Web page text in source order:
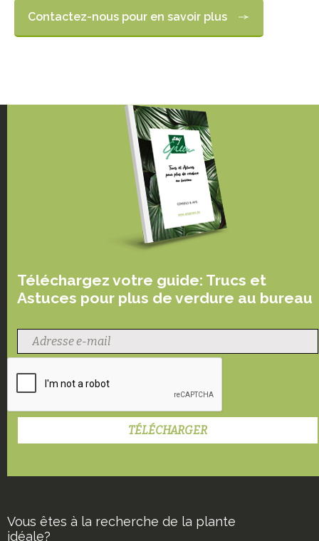
Contactez-nous pour en savoir plus
Téléchargez votre guide: Trucs et
Astuces pour plus de verdure au bureau
Vous êtes à la recherche de la plante
idéale?